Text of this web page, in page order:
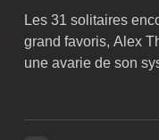
Les 31 solitaires
grand favoris, Alex
une avarie de son